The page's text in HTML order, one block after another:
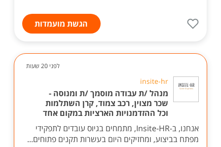
הגשת מועמדות
לפני 20 שעות
insite-hr
מנהל /ת עבודה מוסמך /ת ומנוסה -
שכר מצוין, רכב צמוד, קרן השתלמות
וכל ההזדמנויות הארציות במקום אחד
אנחנו, ב-Insite-HR, מתמחים בגיוס עובדים לתפקידי
מפתח בביצוע, ומחזיקים היום בעשרות תקנים פתוחים...